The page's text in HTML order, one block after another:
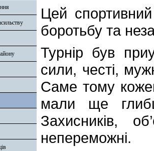
Цей
боротьбу та
Турнір був
сили, честі,
Саме тому
мали ще
Захисників,
непереможні.